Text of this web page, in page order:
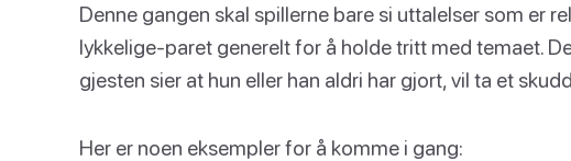
Denne gangen skal spillerne bare si uttalelser som er
lykkelige-paret generelt for å holde tritt med temaet.
gjesten sier at hun eller han aldri har gjort, vil ta et
Her er noen eksempler for å komme i gang: